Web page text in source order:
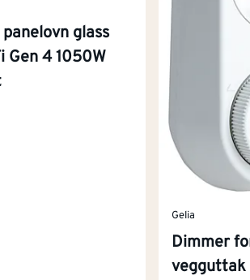
glass
Gen 4 1050W
Gelia
Dimmer